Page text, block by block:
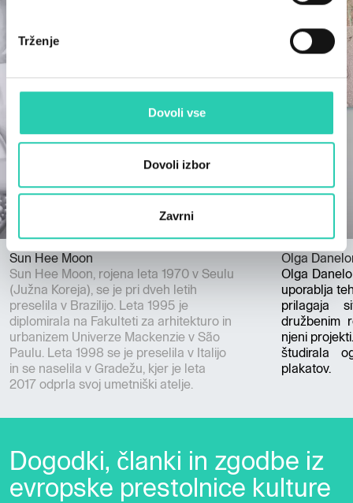
Trženje
Dovoli vse
Dovoli izbor
Zavrni
Sun Hee Moon
Sun Hee Moon, rojena leta 1970 v Seulu
(Južna Koreja), se je pri dveh letih
preselila v Brazilijo. Leta 1995 je
diplomirala na Fakulteti za arhitekturo in
urbanizem Univerze Mackenzie v São
Paulu. Leta 1998 se je preselila v Italijo
in se naselila v Gradežu, kjer je leta
2017 odprla svoj umetniški atelje.
Olga
Olga
uporablja
prilagaja
družbenim
njeni
študirala
plakatov.
Dogodki, članki in zgodbe iz
evropske prestolnice kulture